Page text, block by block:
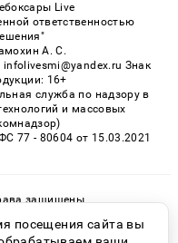
Live
ответственностью
А. С.
Знак
16+
служба по надзору в
и массовых
77 - 80604 от 15.03.2021
защищены
сайта 16+
посещения сайта вы